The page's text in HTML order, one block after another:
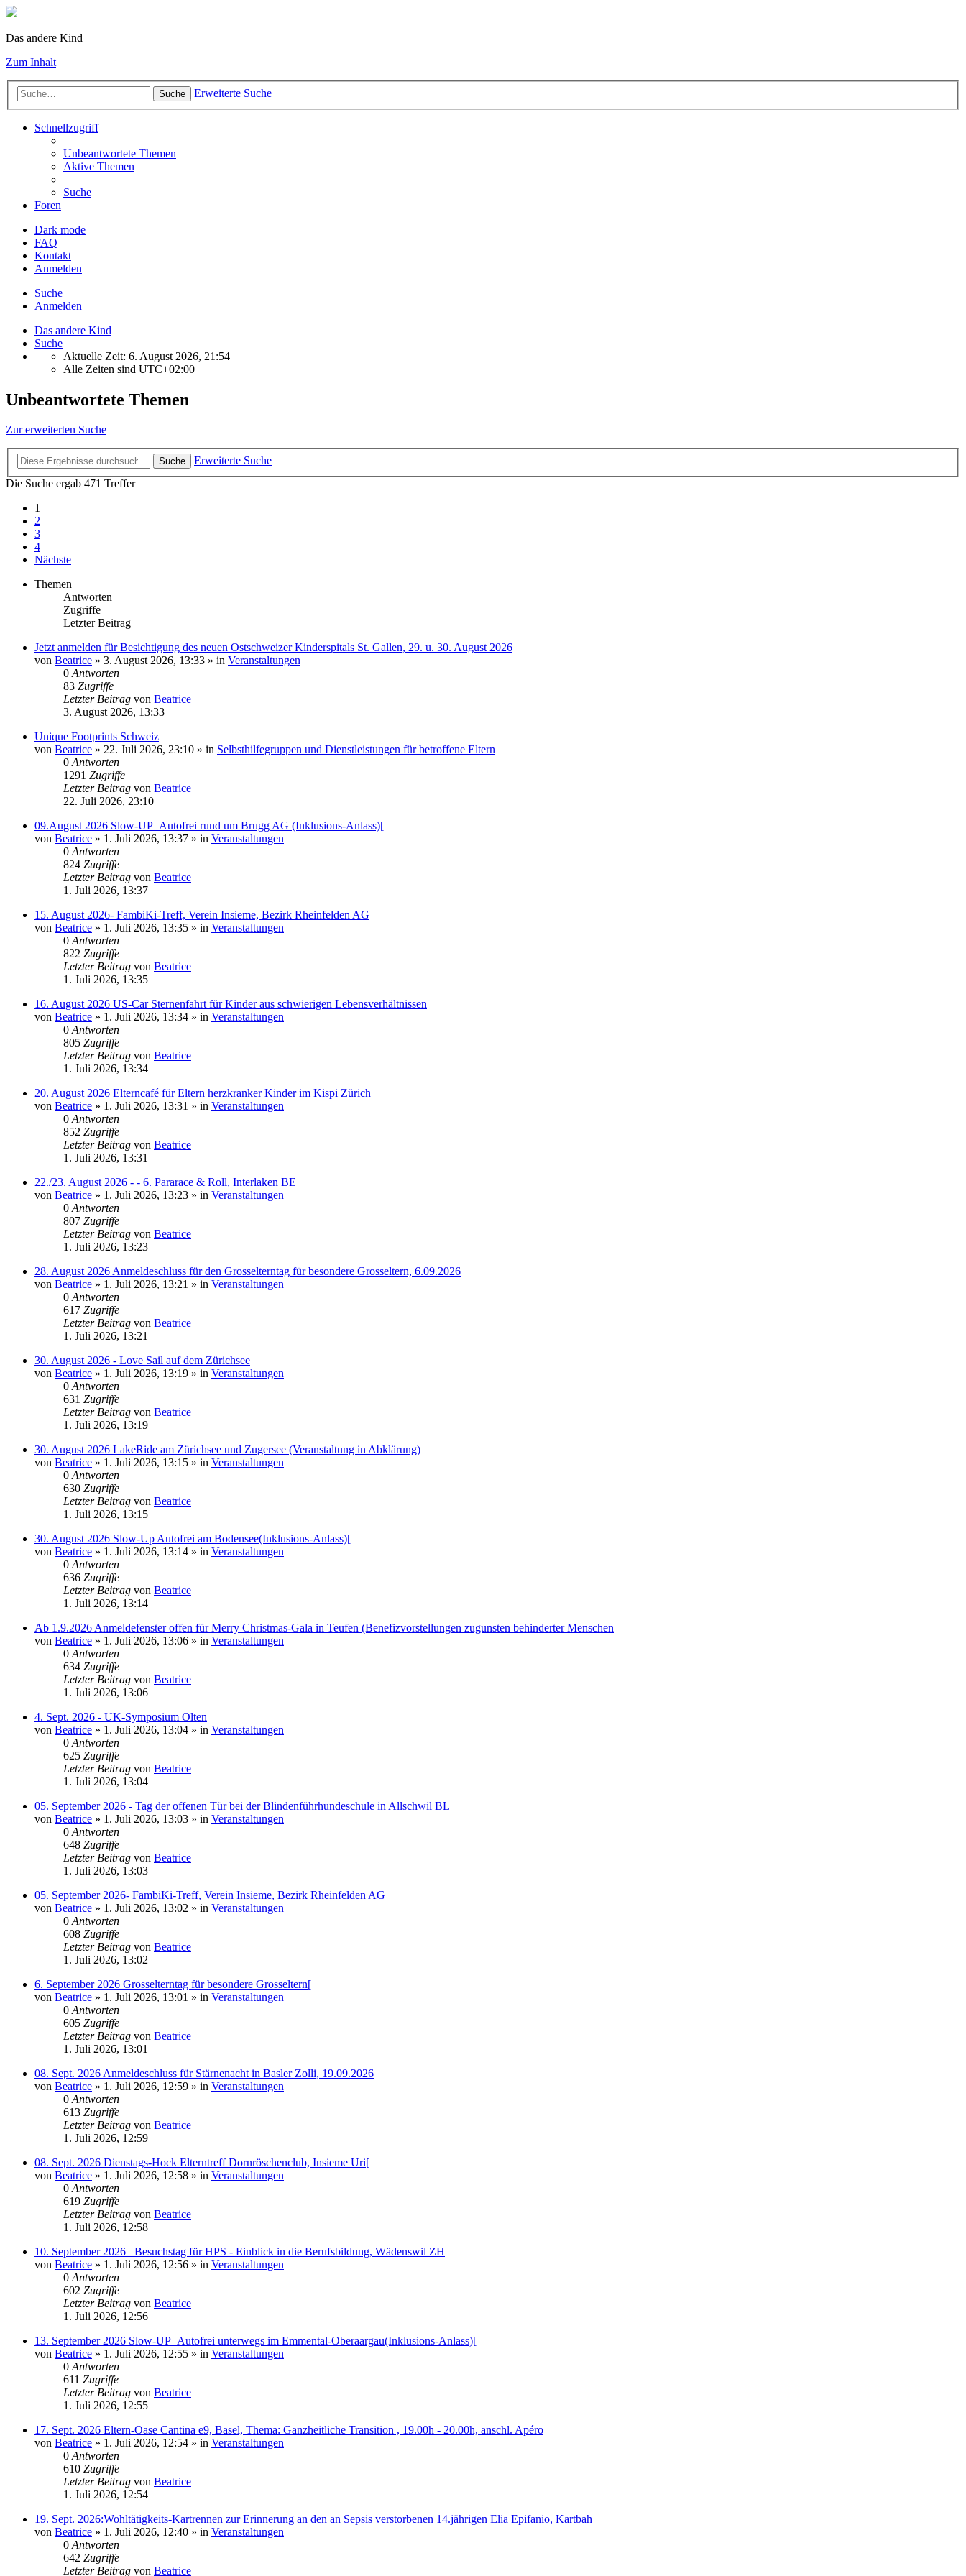
Das andere Kind
Zum Inhalt
Suche Erweiterte Suche
Schnellzugriff
Unbeantwortete Themen
Aktive Themen
Suche
Foren
Dark mode
FAQ
Kontakt
Anmelden
Suche
Anmelden
Das andere Kind
Suche
Aktuelle Zeit: 6. August 2026, 21:54
Alle Zeiten sind UTC+02:00
Unbeantwortete Themen
Zur erweiterten Suche
Suche
Erweiterte Suche
Die Suche ergab 471 Treffer
1
2
3
4
Nächste
Themen
Antworten
Zugriffe
Letzter Beitrag
Jetzt anmelden für Besichtigung des neuen Ostschweizer Kinderspitals St. Gallen, 29. u. 30. August 2026
von Beatrice » 3. August 2026, 13:33 » in Veranstaltungen
0 Antworten
83 Zugriffe
Letzter Beitrag von Beatrice
3. August 2026, 13:33
Unique Footprints Schweiz
von Beatrice » 22. Juli 2026, 23:10 » in Selbsthilfegruppen und Dienstleistungen für betroffene Eltern
0 Antworten
1291 Zugriffe
Letzter Beitrag von Beatrice
22. Juli 2026, 23:10
09.August 2026 Slow-UP_Autofrei rund um Brugg AG (Inklusions-Anlass)[
von Beatrice » 1. Juli 2026, 13:37 » in Veranstaltungen
0 Antworten
824 Zugriffe
Letzter Beitrag von Beatrice
1. Juli 2026, 13:37
15. August 2026- FambiKi-Treff, Verein Insieme, Bezirk Rheinfelden AG
von Beatrice » 1. Juli 2026, 13:35 » in Veranstaltungen
0 Antworten
822 Zugriffe
Letzter Beitrag von Beatrice
1. Juli 2026, 13:35
16. August 2026 US-Car Sternenfahrt für Kinder aus schwierigen Lebensverhältnissen
von Beatrice » 1. Juli 2026, 13:34 » in Veranstaltungen
0 Antworten
805 Zugriffe
Letzter Beitrag von Beatrice
1. Juli 2026, 13:34
20. August 2026 Elterncafé für Eltern herzkranker Kinder im Kispi Zürich
von Beatrice » 1. Juli 2026, 13:31 » in Veranstaltungen
0 Antworten
852 Zugriffe
Letzter Beitrag von Beatrice
1. Juli 2026, 13:31
22./23. August 2026 - - 6. Pararace & Roll, Interlaken BE
von Beatrice » 1. Juli 2026, 13:23 » in Veranstaltungen
0 Antworten
807 Zugriffe
Letzter Beitrag von Beatrice
1. Juli 2026, 13:23
28. August 2026 Anmeldeschluss für den Grosselterntag für besondere Grosseltern, 6.09.2026
von Beatrice » 1. Juli 2026, 13:21 » in Veranstaltungen
0 Antworten
617 Zugriffe
Letzter Beitrag von Beatrice
1. Juli 2026, 13:21
30. August 2026 - Love Sail auf dem Zürichsee
von Beatrice » 1. Juli 2026, 13:19 » in Veranstaltungen
0 Antworten
631 Zugriffe
Letzter Beitrag von Beatrice
1. Juli 2026, 13:19
30. August 2026 LakeRide am Zürichsee und Zugersee (Veranstaltung in Abklärung)
von Beatrice » 1. Juli 2026, 13:15 » in Veranstaltungen
0 Antworten
630 Zugriffe
Letzter Beitrag von Beatrice
1. Juli 2026, 13:15
30. August 2026 Slow-Up Autofrei am Bodensee(Inklusions-Anlass)[
von Beatrice » 1. Juli 2026, 13:14 » in Veranstaltungen
0 Antworten
636 Zugriffe
Letzter Beitrag von Beatrice
1. Juli 2026, 13:14
Ab 1.9.2026 Anmeldefenster offen für Merry Christmas-Gala in Teufen (Benefizvorstellungen zugunsten behinderter Menschen
von Beatrice » 1. Juli 2026, 13:06 » in Veranstaltungen
0 Antworten
634 Zugriffe
Letzter Beitrag von Beatrice
1. Juli 2026, 13:06
4. Sept. 2026 - UK-Symposium Olten
von Beatrice » 1. Juli 2026, 13:04 » in Veranstaltungen
0 Antworten
625 Zugriffe
Letzter Beitrag von Beatrice
1. Juli 2026, 13:04
05. September 2026 - Tag der offenen Tür bei der Blindenführhundeschule in Allschwil BL
von Beatrice » 1. Juli 2026, 13:03 » in Veranstaltungen
0 Antworten
648 Zugriffe
Letzter Beitrag von Beatrice
1. Juli 2026, 13:03
05. September 2026- FambiKi-Treff, Verein Insieme, Bezirk Rheinfelden AG
von Beatrice » 1. Juli 2026, 13:02 » in Veranstaltungen
0 Antworten
608 Zugriffe
Letzter Beitrag von Beatrice
1. Juli 2026, 13:02
6. September 2026 Grosselterntag für besondere Grosseltern[
von Beatrice » 1. Juli 2026, 13:01 » in Veranstaltungen
0 Antworten
605 Zugriffe
Letzter Beitrag von Beatrice
1. Juli 2026, 13:01
08. Sept. 2026 Anmeldeschluss für Stärnenacht in Basler Zolli, 19.09.2026
von Beatrice » 1. Juli 2026, 12:59 » in Veranstaltungen
0 Antworten
613 Zugriffe
Letzter Beitrag von Beatrice
1. Juli 2026, 12:59
08. Sept. 2026 Dienstags-Hock Elterntreff Dornröschenclub, Insieme Uri[
von Beatrice » 1. Juli 2026, 12:58 » in Veranstaltungen
0 Antworten
619 Zugriffe
Letzter Beitrag von Beatrice
1. Juli 2026, 12:58
10. September 2026_ Besuchstag für HPS - Einblick in die Berufsbildung, Wädenswil ZH
von Beatrice » 1. Juli 2026, 12:56 » in Veranstaltungen
0 Antworten
602 Zugriffe
Letzter Beitrag von Beatrice
1. Juli 2026, 12:56
13. September 2026 Slow-UP_Autofrei unterwegs im Emmental-Oberaargau(Inklusions-Anlass)[
von Beatrice » 1. Juli 2026, 12:55 » in Veranstaltungen
0 Antworten
611 Zugriffe
Letzter Beitrag von Beatrice
1. Juli 2026, 12:55
17. Sept. 2026 Eltern-Oase Cantina e9, Basel, Thema: Ganzheitliche Transition , 19.00h - 20.00h, anschl. Apéro
von Beatrice » 1. Juli 2026, 12:54 » in Veranstaltungen
0 Antworten
610 Zugriffe
Letzter Beitrag von Beatrice
1. Juli 2026, 12:54
19. Sept. 2026:Wohltätigkeits-Kartrennen zur Erinnerung an den an Sepsis verstorbenen 14.jährigen Elia Epifanio, Kartbah
von Beatrice » 1. Juli 2026, 12:40 » in Veranstaltungen
0 Antworten
642 Zugriffe
Letzter Beitrag von Beatrice